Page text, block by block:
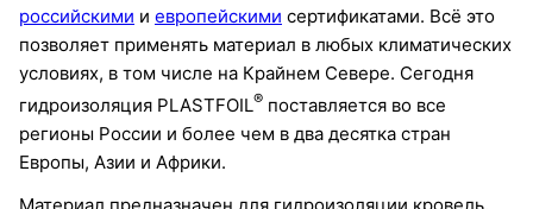
российскими и европейскими сертификатами. Всё это
позволяет применять материал в любых климатических
условиях, в том числе на Крайнем Севере. Сегодня
гидроизоляция PLASTFOIL® поставляется во все
регионы России и более чем в два десятка стран
Европы, Азии и Африки.
Материал предназначен для гидроизоляции кровель,